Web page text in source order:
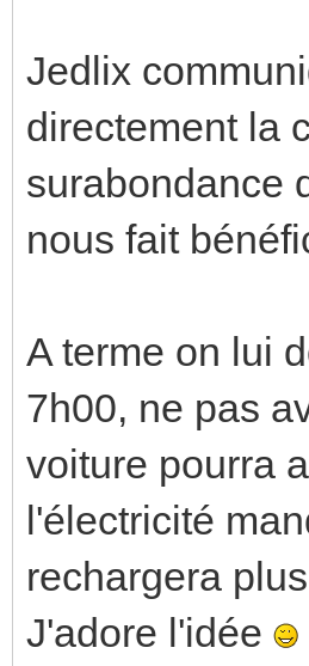
Jedlix
directement la
surabondance
nous fait
A terme on lui
7h00, ne pas
voiture pourra
l'électricité
rechargera
J'adore l'idée